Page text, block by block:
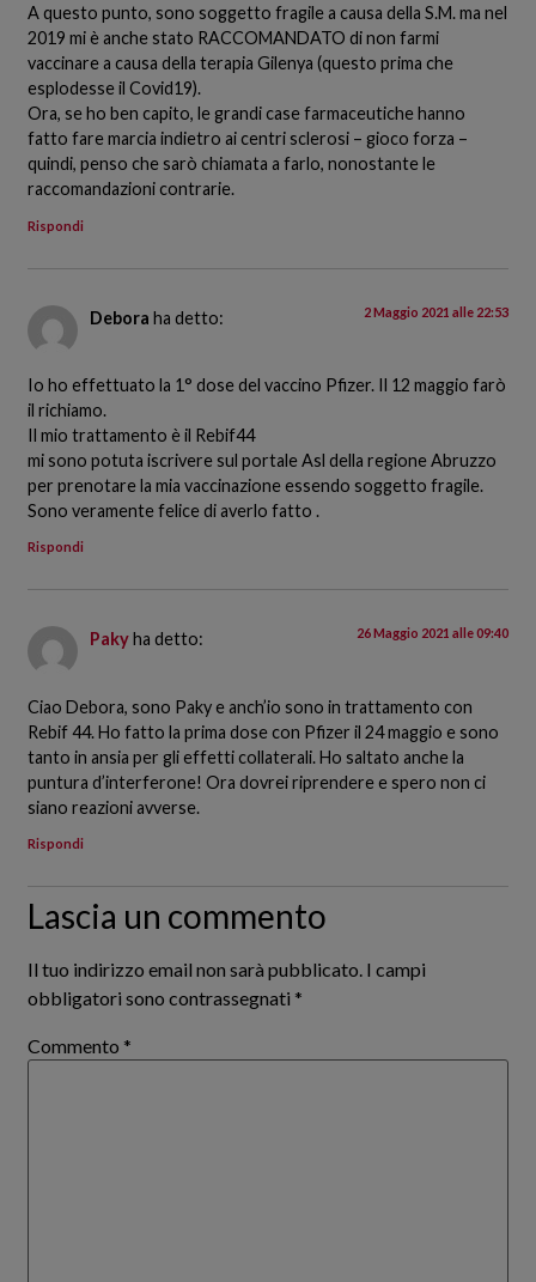
A questo punto, sono soggetto fragile a causa della S.M. ma nel
2019 mi è anche stato RACCOMANDATO di non farmi
vaccinare a causa della terapia Gilenya (questo prima che
esplodesse il Covid19).
Ora, se ho ben capito, le grandi case farmaceutiche hanno
fatto fare marcia indietro ai centri sclerosi – gioco forza –
quindi, penso che sarò chiamata a farlo, nonostante le
raccomandazioni contrarie.
Rispondi
Debora ha detto: 2 Maggio 2021 alle 22:53
Io ho effettuato la 1° dose del vaccino Pfizer. Il 12 maggio farò
il richiamo.
Il mio trattamento è il Rebif44
mi sono potuta iscrivere sul portale Asl della regione Abruzzo
per prenotare la mia vaccinazione essendo soggetto fragile.
Sono veramente felice di averlo fatto .
Rispondi
Paky ha detto: 26 Maggio 2021 alle 09:40
Ciao Debora, sono Paky e anch’io sono in trattamento con
Rebif 44. Ho fatto la prima dose con Pfizer il 24 maggio e sono
tanto in ansia per gli effetti collaterali. Ho saltato anche la
puntura d’interferone! Ora dovrei riprendere e spero non ci
siano reazioni avverse.
Rispondi
Lascia un commento
Il tuo indirizzo email non sarà pubblicato. I campi
obbligatori sono contrassegnati *
Commento *